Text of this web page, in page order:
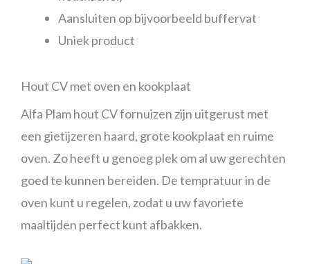
Aansluiten op bijvoorbeeld buffervat
Uniek product
Hout CV met oven en kookplaat
Alfa Plam hout CV fornuizen zijn uitgerust met
een gietijzeren haard, grote kookplaat en ruime
oven. Zo heeft u genoeg plek om al uw gerechten
goed te kunnen bereiden. De tempratuur in de
oven kunt u regelen, zodat u uw favoriete
maaltijden perfect kunt afbakken.